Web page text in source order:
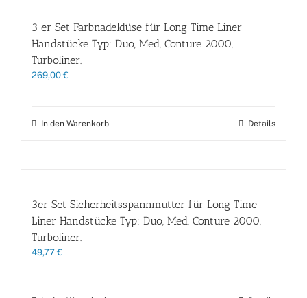
3 er Set Farbnadeldüse für Long Time Liner
Handstücke Typ: Duo, Med, Conture 2000,
Turboliner.
269,00 €
In den Warenkorb Details
3er Set Sicherheitsspannmutter für Long Time
Liner Handstücke Typ: Duo, Med, Conture 2000,
Turboliner.
49,77 €